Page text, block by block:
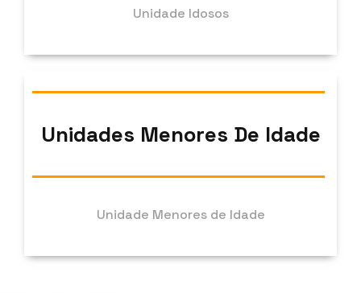
Unidade Idosos
Unidades Menores De Idade
Unidade Menores de Idade